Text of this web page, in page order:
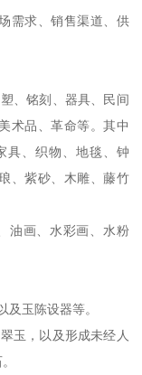
需求、销售渠道、供
、铭刻、器具、民间
术品、革命等。其中
具、织物、地毯、钟
、紫砂、木雕、藤竹
油画、水彩画、水粉
玉陈设器等。
玉，以及形成未经人